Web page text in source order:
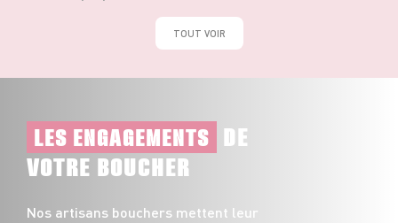
TOUT VOIR
LES ENGAGEMENTS DE
VOTRE BOUCHER
Nos artisans bouchers mettent leur